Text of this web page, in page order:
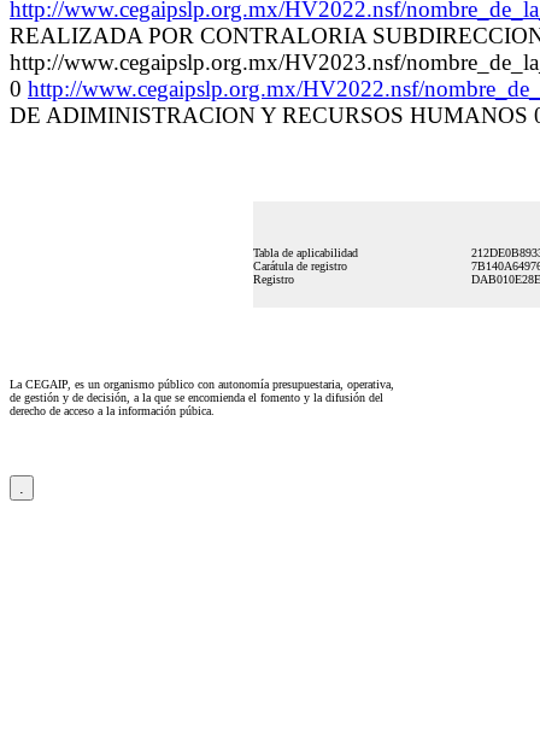
http://www.cegaipslp.org.mx/HV2022.nsf/
REALIZADA POR CONTRALORIA
http://www.cegaipslp.org.mx/HV2023.nsf/
0 http://www.cegaipslp.org.mx/HV2022.nsf/
DE ADIMINISTRACION Y RECURSOS
Tabla de aplicabilidad
Carátula de registro
Registro
La CEGAIP, es un organismo público con autonomía presupuestaria, operativa,
de gestión y de decisión, a la que se encomienda el fomento y la difusión del
derecho de acceso a la información púbica.